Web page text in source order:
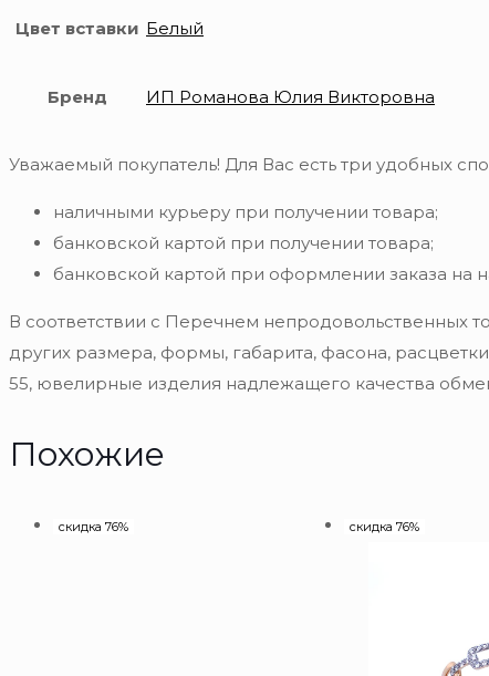
Цвет вставки Белый
Бренд ИП Романова Юлия Викторовна
Уважаемый покупатель! Для Вас есть три удобных
наличными курьеру при получении товара;
банковской картой при получении товара;
банковской картой при оформлении заказа на
В соответствии с Перечнем непродовольственных
других размера, формы, габарита, фасона,
55, ювелирные изделия надлежащего качества
Похожие
скидка 76% скидка 76%